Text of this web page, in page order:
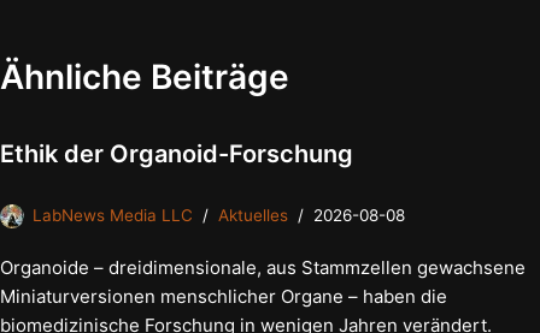
Ähnliche Beiträge
Ethik der Organoid-Forschung
LabNews Media LLC Aktuelles 2026-08-08
Organoide – dreidimensionale, aus Stammzellen gewachsene
Miniaturversionen menschlicher Organe – haben die
biomedizinische Forschung in wenigen Jahren verändert.